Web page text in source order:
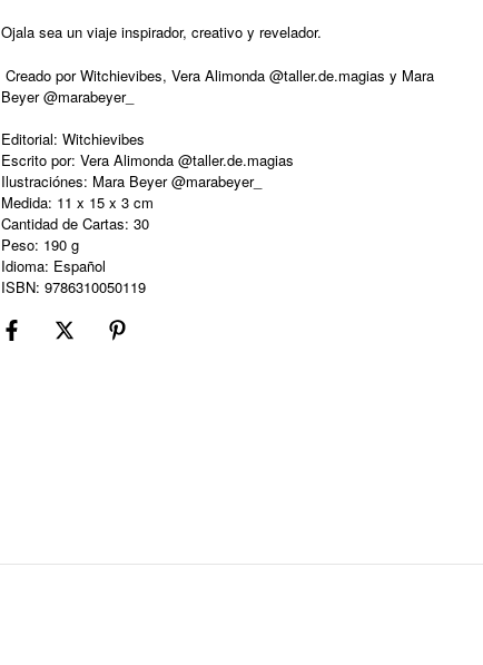
Ojala sea un viaje inspirador, creativo y revelador.
Creado por Witchievibes, Vera Alimonda @taller.de.magias y Mara
Beyer @marabeyer_
Editorial: Witchievibes
Escrito por: Vera Alimonda @taller.de.magias
Ilustraciónes: Mara Beyer @marabeyer_
Medida: 11 x 15 x 3 cm
Cantidad de Cartas: 30
Peso: 190 g
Idioma: Español
ISBN: 9786310050119